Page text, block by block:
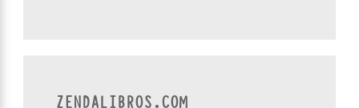
ZENDALIBROS.COM